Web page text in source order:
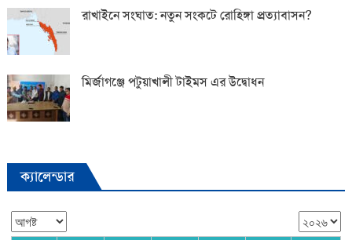
রাখাইনে সংঘাত: নতুন সংকটে রোহিঙ্গা প্রত্যাবাসন?
মির্জাগঞ্জে পটুয়াখালী টাইমস এর উদ্বোধন
ক্যালেন্ডার